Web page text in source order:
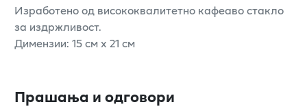
Изработено од висококвалитетно кафеаво стакло
за издржливост.
Димензии: 15 см x 21 см
Прашања и одговори